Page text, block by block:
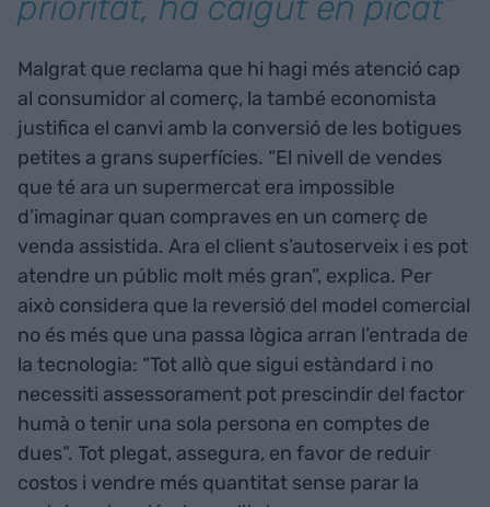
Malgrat que reclama que hi hagi més atenció cap
al consumidor al comerç, la també economista
justifica el canvi amb la conversió de les botigues
petites a grans superfícies. “El nivell de vendes
que té ara un supermercat era impossible
d’imaginar quan compraves en un comerç de
venda assistida. Ara el client s’autoserveix i es pot
atendre un públic molt més gran”, explica. Per
això considera que la reversió del model comercial
no és més que una passa lògica arran l’entrada de
la tecnologia: “Tot allò que sigui estàndard i no
necessiti assessorament pot prescindir del factor
humà o tenir una sola persona en comptes de
dues”. Tot plegat, assegura, en favor de reduir
costos i vendre més quantitat sense parar la